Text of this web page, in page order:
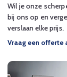
Wil je onze
bij ons op en
verslaan elke prijs.
Vraag een offerte